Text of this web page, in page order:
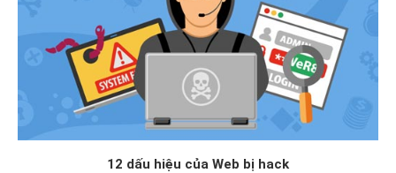
12 dấu hiệu của Web bị hack